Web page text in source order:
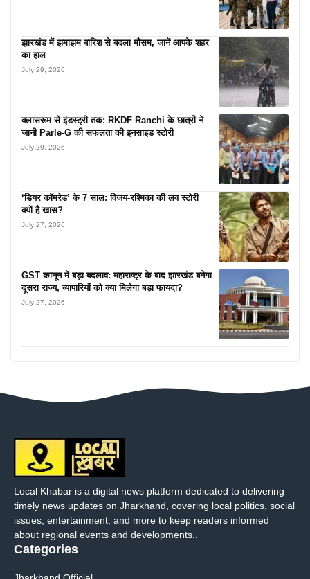
झारखंड में झमाझम बारिश से बदला मौसम, जानें आपके शहर
का हाल
July 29, 2026
क्लासरूम से इंडस्ट्री तक: RKDF Ranchi के छात्रों ने
जानी Parle-G की सफलता की इनसाइड स्टोरी
July 29, 2026
‘डियर कॉमरेड’ के 7 साल: विजय-रश्मिका की लव स्टोरी
क्यों है खास?
July 27, 2026
GST कानून में बड़ा बदलाव: महाराष्ट्र के बाद झारखंड बनेगा
दूसरा राज्य, व्यापारियों को क्या मिलेगा बड़ा फायदा?
July 27, 2026
Local Khabar is a digital news platform dedicated to delivering
timely news updates on Jharkhand, covering local politics, social
issues, entertainment, and more to keep readers informed
about regional events and developments..
Categories